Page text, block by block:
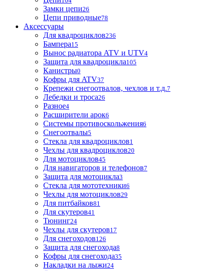
Замки цепи26
Цепи приводные78
Аксессуары
Для квадроциклов236
Бамперa15
Вынос радиатора ATV и UTV4
Защита для квадроцикла105
Канистры0
Кофры для ATV37
Крепежи снегоотвалов, чехлов и т.д.7
Лебедки и троса26
Разное4
Расширители арок6
Системы противоскольжения6
Снегоотвалы5
Стекла для квадроциклов1
Чехлы для квадроциклов20
Для мотоциклов45
Для навигаторов и телефонов7
Защита для мотоцикла3
Стекла для мототехники6
Чехлы для мотоциклов29
Для питбайков81
Для скутеров41
Тюнинг24
Чехлы для скутеров17
Для снегоходов126
Защита для снегохода8
Кофры для снегохода35
Накладки на лыжи24